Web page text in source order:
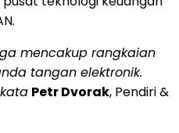
mencakup rangkaian
tangan elektronik.
Petr Dvorak, Pendiri &